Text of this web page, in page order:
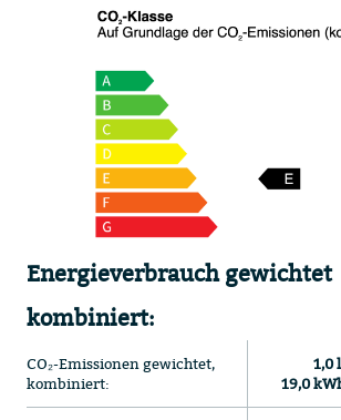
Energieverbrauch gewichtet
kombiniert:
CO₂-Emissionen gewichtet,
kombiniert:
1,0
19,0